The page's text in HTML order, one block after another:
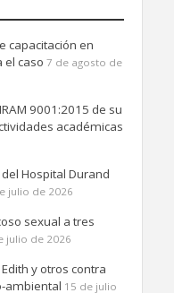
capacitación en
el caso 7 de agosto de
9001:2015 de su
académicas
Hospital Durand
julio de 2026
sexual a tres
julio de 2026
y otros contra
ambiental 15 de julio